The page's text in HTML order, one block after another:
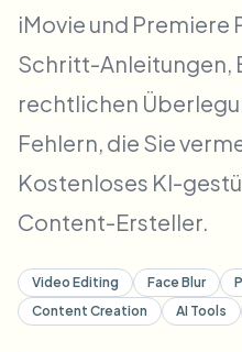
Gesichtstausch - Video
Video-Intelligenz
Bulk-Video-Blur
Massen-
Alles weichzeichnen
Enterprise-Zonen, Richtlinien
API & SDK
Uploads, Jobs und Webhooks
Video-Intelligenz
iMovie und
Schritt-Anleitungen,
rechtlichen
Fehlern, die Sie
Kostenloses KI-
Content-Ersteller.
Video Editing Face Blur
Content Creation
AI Tools